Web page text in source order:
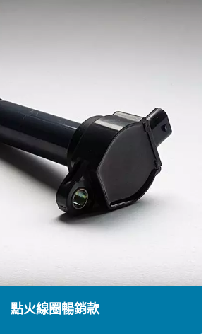
點火線圈暢銷款